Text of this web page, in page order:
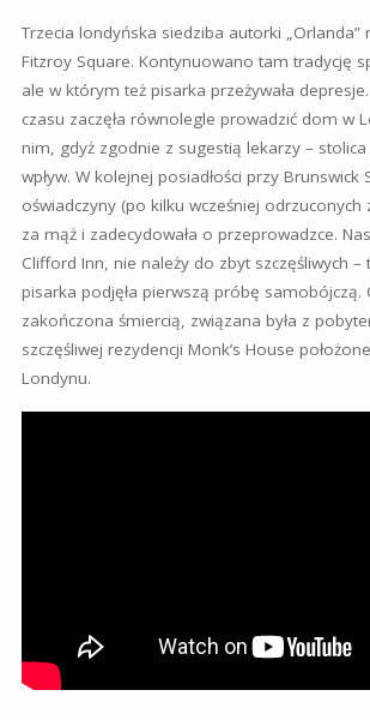
Trzecia londyńska siedziba autorki „Orlanda”
Fitzroy Square. Kontynuowano tam tradycję
ale w którym też pisarka przeżywała
czasu zaczęła równolegle prowadzić dom w
nim, gdyż zgodnie z sugestią lekarzy –
wpływ. W kolejnej posiadłości przy Brunswick
oświadczyny (po kilku wcześniej odrzuconych
za mąż i zadecydowała o przeprowadzce.
Clifford Inn, nie należy do zbyt szczęśliwych
pisarka podjęła pierwszą próbę samobójczą.
zakończona śmiercią, związana była z
szczęśliwej rezydencji Monk’s House
Londynu.